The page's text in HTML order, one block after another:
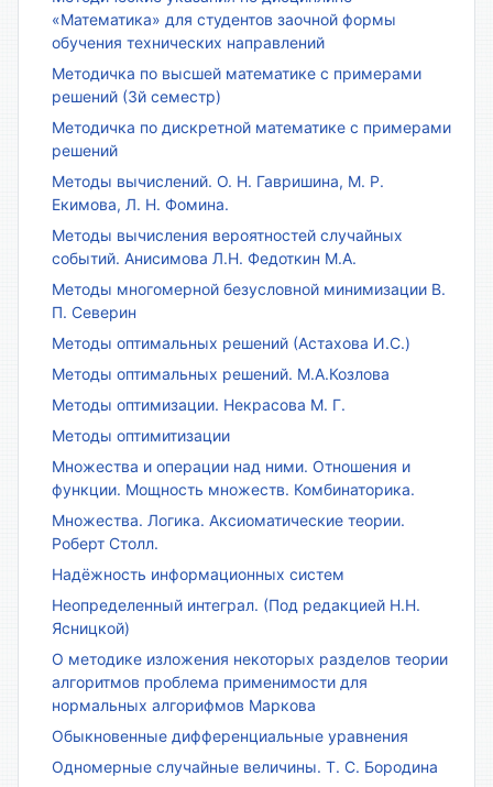
«Математика» для студентов заочной формы
обучения технических направлений
Методичка по высшей математике с примерами
решений (3й семестр)
Методичка по дискретной математике с примерами
решений
Методы вычислений. О. Н. Гавришина, М. Р.
Екимова, Л. Н. Фомина.
Методы вычисления вероятностей случайных
событий. Анисимова Л.Н. Федоткин М.А.
Методы многомерной безусловной минимизации В.
П. Северин
Методы оптимальных решений (Астахова И.С.)
Методы оптимальных решений. М.А.Козлова
Методы оптимизации. Некрасова М. Г.
Методы оптимитизации
Множества и операции над ними. Отношения и
функции. Мощность множеств. Комбинаторика.
Множества. Логика. Аксиоматические теории.
Роберт Столл.
Надёжность информационных систем
Неопределенный интеграл. (Под редакцией Н.Н.
Ясницкой)
О методике изложения некоторых разделов теории
алгоритмов проблема применимости для
нормальных алгорифмов Маркова
Обыкновенные дифференциальные уравнения
Одномерные случайные величины. Т. С. Бородина